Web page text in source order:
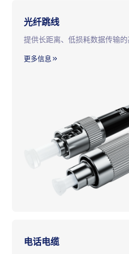
光纤跳线
提供长距离、低损耗数据传输的
更多信息
电话电缆